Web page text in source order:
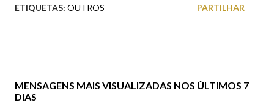
ETIQUETAS: OUTROS PARTILHAR
MENSAGENS MAIS VISUALIZADAS NOS ÚLTIMOS 7
DIAS